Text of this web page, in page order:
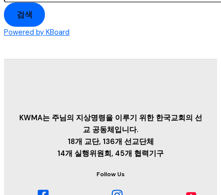
검색
Powered by KBoard
KWMA는 주님의 지상명령을 이루기 위한 한국교회의 선
교 공동체입니다.
18개 교단, 136개 선교단체
14개 실행위원회, 45개 협력기구
Follow Us